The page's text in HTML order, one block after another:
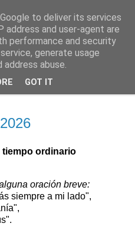
tiempo ordinario
oración breve:
siempre a mi lado",
to deliver its services
address and user-agent are
performance and security
generate usage
abuse.
GOT IT